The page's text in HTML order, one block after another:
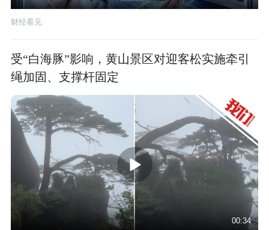
财经看见
受“白海豚”影响，黄山景区对迎客松实施牵引
绳加固、支撑杆固定
00:34